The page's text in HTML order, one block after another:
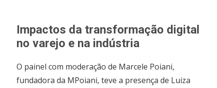
Impactos da transformação digital
no varejo e na indústria
O painel com moderação de Marcele Poiani,
fundadora da MPoiani, teve a presença de Luiza